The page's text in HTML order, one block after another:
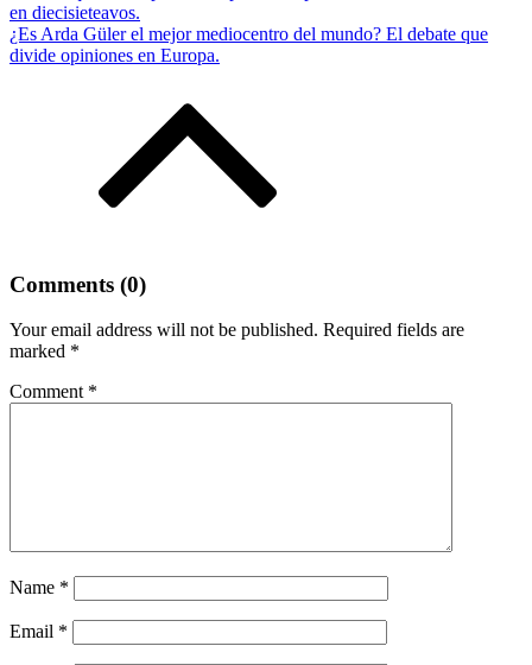
en diecisieteavos.
¿Es Arda Güler el mejor mediocentro del mundo? El debate que
divide opiniones en Europa.
Comments (0)
Your email address will not be published. Required fields are
marked *
Comment *
Name *
Email *